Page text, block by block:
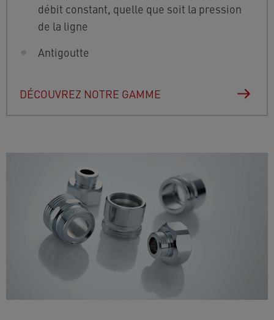
débit constant, quelle que soit la pression
de la ligne
Antigoutte
DÉCOUVREZ NOTRE GAMME